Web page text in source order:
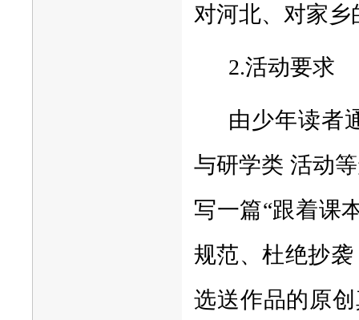
对河北、对家
2.活动要求
由少年读者
与研学类 活动
写一篇“跟着课
规范、杜绝抄
选送作品的原